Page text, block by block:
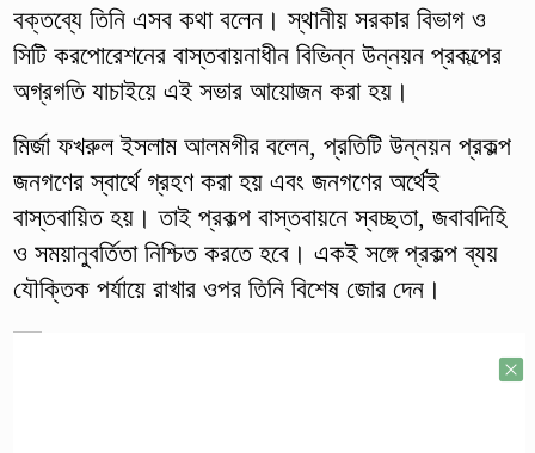
বক্তব্যে তিনি এসব কথা বলেন। স্থানীয় সরকার বিভাগ ও
সিটি করপোরেশনের বাস্তবায়নাধীন বিভিন্ন উন্নয়ন প্রকল্পের
অগ্রগতি যাচাইয়ে এই সভার আয়োজন করা হয়।
মির্জা ফখরুল ইসলাম আলমগীর বলেন, প্রতিটি উন্নয়ন প্রকল্প
জনগণের স্বার্থে গ্রহণ করা হয় এবং জনগণের অর্থেই
বাস্তবায়িত হয়। তাই প্রকল্প বাস্তবায়নে স্বচ্ছতা, জবাবদিহি
ও সময়ানুবর্তিতা নিশ্চিত করতে হবে। একই সঙ্গে প্রকল্প ব্যয়
যৌক্তিক পর্যায়ে রাখার ওপর তিনি বিশেষ জোর দেন।